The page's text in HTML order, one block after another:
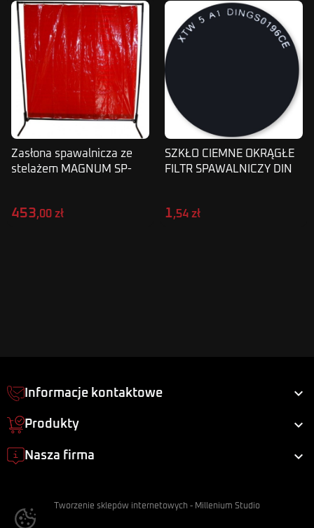
Zasłona spawalnicza ze
stelażem MAGNUM SP-
453,00 zł
SZKŁO CIEMNE OKRĄGŁE
FILTR SPAWALNICZY DIN
1,54 zł
Informacje kontaktowe 
Produkty 
Nasza firma 
Tworzenie sklepów internetowych - Millenium Studio